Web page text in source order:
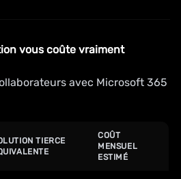
vous coûte vraiment
avec Microsoft 365
TIERCE
COÛT
MENSUEL
ESTIMÉ